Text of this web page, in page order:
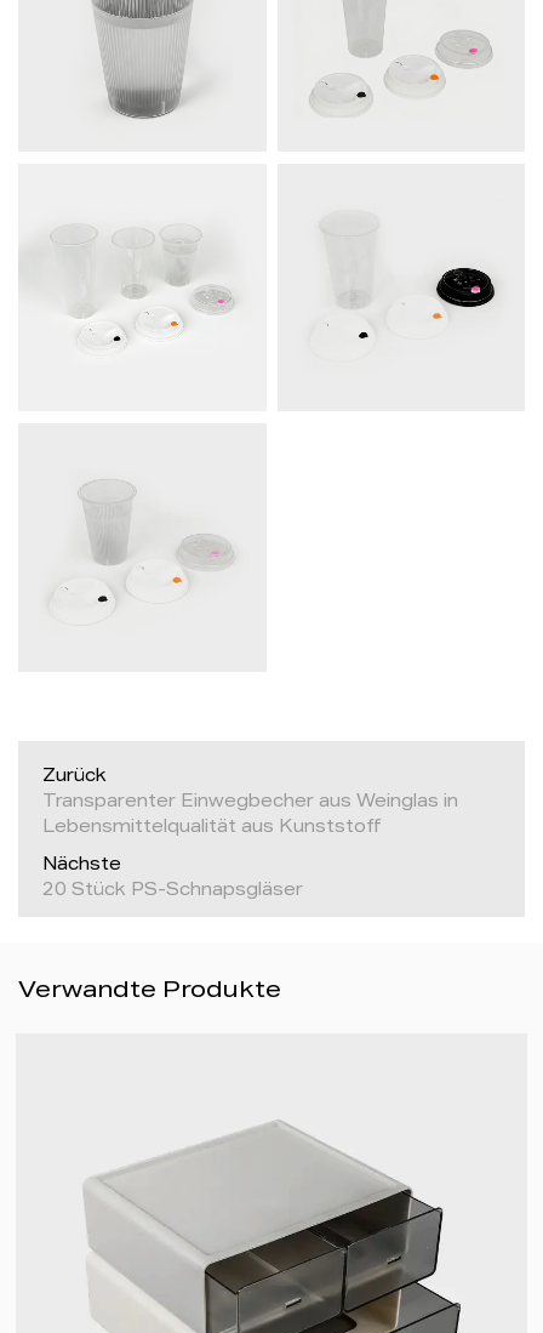
Zurück
Transparenter Einwegbecher aus Weinglas in
Lebensmittelqualität aus Kunststoff
Nächste
20 Stück PS-Schnapsgläser
Verwandte Produkte